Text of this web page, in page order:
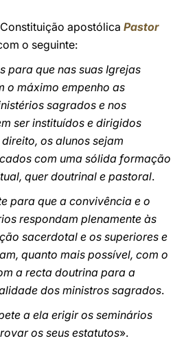
apostólica Pastor
o seguinte:
para que nas suas Igrejas
o máximo empenho as
sagrados e nos
ser instituídos e dirigidos
os alunos sejam
com uma sólida formação
quer doutrinal e pastoral.
para que a convivência e o
respondam plenamente às
sacerdotal e os superiores e
quanto mais possível, com o
a recta doutrina para a
dos ministros sagrados.
a ela erigir os seminários
os seus estatutos».